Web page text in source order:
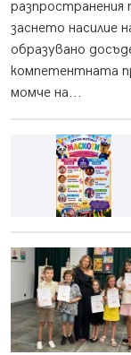
разпространения
заснето насилие
образувано
компетентната
момче на...